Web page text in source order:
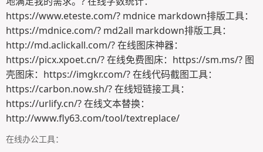
https://www.eteste.com/? mdnice markdown排版工具：
https://mdnice.com/? md2all markdown排版工具：
http://md.aclickall.com/? 在线图床神器：
https://picx.xpoet.cn/? 在线免费图床：https://sm.ms/? 图
壳图床：https://imgkr.com/? 在线代码截图工具：
https://carbon.now.sh/? 在线短链接工具：
https://urlify.cn/? 在线文本替换：
http://www.fly63.com/tool/textreplace/
在线办公工具：